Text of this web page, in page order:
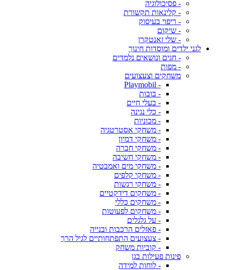
- פסיכולוגיה
- קלינאות תקשורת
- ריפוי בעיסוק
- שיקום
- שלי זאנטקרן
לגני ילדים ומוסדות חינוך
- חגים ונושאים נלמדים
- מפות
משחקים וצעצועים
- Playmobil
- בובות
- בעלי חיים
- כלי נגינה
- מכוניות
- משחקי אסטרטגיה
- משחקי דמיון
- משחקי חברה
- משחקי חשיבה
- משחקי מים ואמבטיה
- משחקי קלפים
- משחקי רגשות
- משחקים דידקטיים
- משחקים כללי
- משחקים לפעוטות
- על גלגלים
- פאזלים הרכבות ובנייה
- צעצועים התפתחותיים לגיל הרך
- קוביות משחק
פינות פעילות בגן
- לוחות למידה